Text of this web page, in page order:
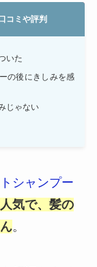
コミや評判
いた
の後にきしみを感
じゃない
シャンプー
気で、髪の
。